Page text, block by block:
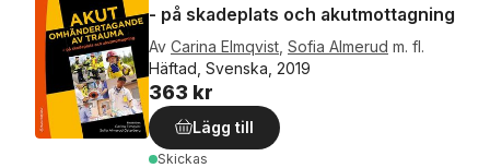
- på skadeplats och akutmottagning
Av Carina Elmqvist Sofia Almerud m. fl.
Häftad, Svenska, 2019
363 kr
Lägg till
Skickas